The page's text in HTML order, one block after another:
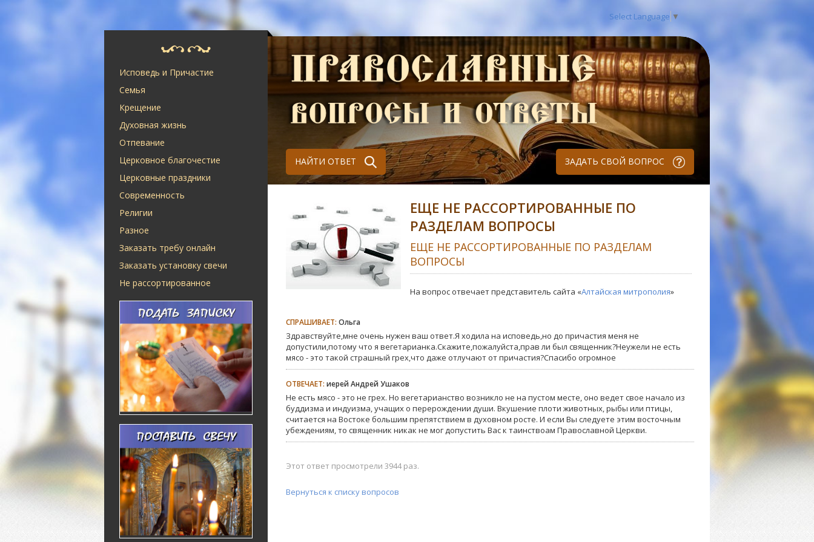
Select Language ▼
Исповедь и Причастие
Семья
Крещение
Духовная жизнь
Отпевание
Церковное благочестие
Церковные праздники
Современность
Религии
Разное
Заказать требу онлайн
Заказать установку свечи
Не рассортированное
НАЙТИ ОТВЕТ ЗАДАТЬ СВОЙ ВОПРОС
ЕЩЕ НЕ РАССОРТИРОВАННЫЕ ПО
РАЗДЕЛАМ ВОПРОСЫ
ЕЩЕ НЕ РАССОРТИРОВАННЫЕ ПО РАЗДЕЛАМ
ВОПРОСЫ
На вопрос отвечает представитель сайта «Алтайская митрополия»
СПРАШИВАЕТ: Ольга
Здравствуйте,мне очень нужен ваш ответ.Я ходила на исповедь,но до причастия меня не
допустили,потому что я вегетарианка.Скажите,пожалуйста,прав ли был священник?Неужели не есть
мясо - это такой страшный грех,что даже отлучают от причастия?Спасибо огромное
ОТВЕЧАЕТ: иерей Андрей Ушаков
Не есть мясо - это не грех. Но вегетарианство возникло не на пустом месте, оно ведет свое начало из
буддизма и индуизма, учащих о перерождении души. Вкушение плоти животных, рыбы или птицы,
считается на Востоке большим препятствием в духовном росте. И если Вы следуете этим восточным
убеждениям, то священник никак не мог допустить Вас к таинствоам Православной Церкви.
Этот ответ просмотрели 3944 раз.
Вернуться к списку вопросов